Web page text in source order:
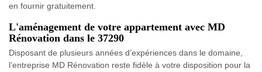
en fournir gratuitement.
L'aménagement de votre appartement avec MD
Rénovation dans le 37290
Disposant de plusieurs années d’expériences dans le domaine,
l’entreprise MD Rénovation reste fidèle à votre disposition pour la